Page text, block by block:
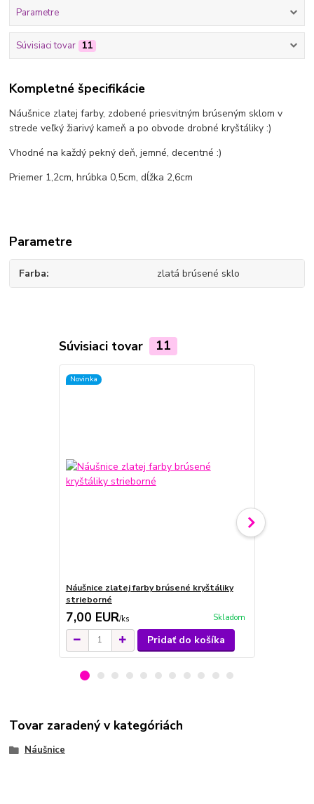
Parametre
Súvisiaci tovar 11
Kompletné špecifikácie
Náušnice zlatej farby, zdobené priesvitným brúseným sklom v
strede veľký žiarivý kameň a po obvode drobné kryštáliky :)
Vhodné na každý pekný deň, jemné, decentné :)
Priemer 1,2cm, hrúbka 0,5cm, dĺžka 2,6cm
Parametre
Farba zlatá brúsené sklo
Súvisiaci tovar 11
Novinka
Náušnice zlatej farby brúsené kryštáliky
strieborné
7,00 EUR/ks Skladom
Pridať do košíka
Tovar zaradený v kategóriách
Náušnice